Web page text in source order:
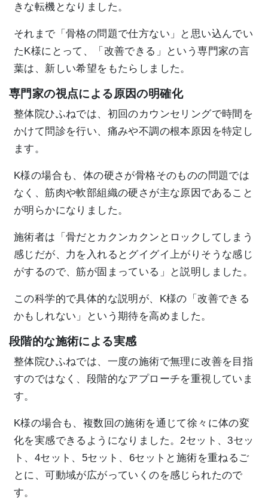
きな転機となりました。
それまで「骨格の問題で仕方ない」と思い込んでい
たK様にとって、「改善できる」という専門家の言
葉は、新しい希望をもたらしました。
専門家の視点による原因の明確化
整体院ひふねでは、初回のカウンセリングで時間を
かけて問診を行い、痛みや不調の根本原因を特定し
ます。
K様の場合も、体の硬さが骨格そのものの問題では
なく、筋肉や軟部組織の硬さが主な原因であること
が明らかになりました。
施術者は「骨だとカクンカクンとロックしてしまう
感じだが、力を入れるとグイグイ上がりそうな感じ
がするので、筋が固まっている」と説明しました。
この科学的で具体的な説明が、K様の「改善できる
かもしれない」という期待を高めました。
段階的な施術による実感
整体院ひふねでは、一度の施術で無理に改善を目指
すのではなく、段階的なアプローチを重視していま
す。
K様の場合も、複数回の施術を通じて徐々に体の変
化を実感できるようになりました。2セット、3セッ
ト、4セット、5セット、6セットと施術を重ねるご
とに、可動域が広がっていくのを感じられたので
す。